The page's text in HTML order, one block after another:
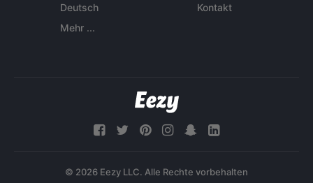
Deutsch
Mehr ...
Kontakt
© 2026 Eezy LLC. Alle Rechte vorbehalten